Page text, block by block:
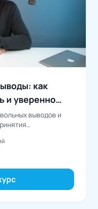
как
и уверенно
выводов и